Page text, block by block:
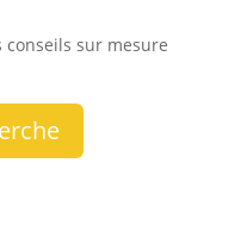
sur mesure